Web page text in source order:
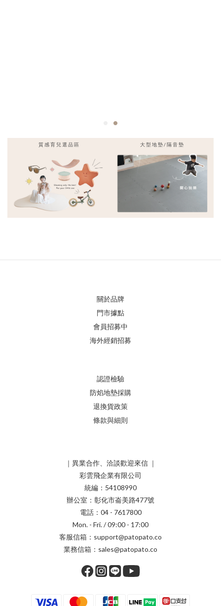
質感育兒選品區 大型地墊/隔音墊
關於品牌
門市據點
會員招募中
海外經銷招募
認證檢驗
防焰地墊採購
退換貨政策
條款與細則
｜異業合作、洽談歡迎來信 ｜
彩雲飛企業有限公司
統編：54108990
辦公室：彰化市崙美路477號
電話：04 - 7617800
Mon. - Fri. / 09:00 - 17:00
客服信箱：support@patopato.co
業務信箱：sales@patopato.co